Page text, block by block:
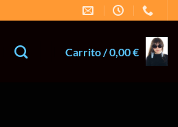
Carrito /0,00€